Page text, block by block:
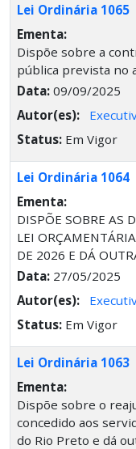
Lei Ordinária 1065
Ementa:
Dispõe sobre a
pública prevista no
Data: 09/09/2025
Autor(es):
Status: Em Vigor
Lei Ordinária 1064
Ementa:
DISPÕE SOBRE AS
LEI
DE 2026 E DÁ
Data: 27/05/2025
Autor(es):
Status: Em Vigor
Lei Ordinária 1063
Ementa:
Dispõe sobre o
concedido aos
do Rio Preto e dá